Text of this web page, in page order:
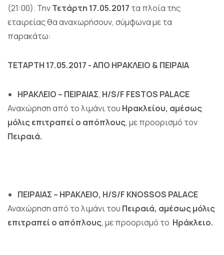
(21:00). ΤηνΤετάρτη 17.05.2017 τα πλοία της
εταιρείας θα αναχωρήσουν, σύμφωνα με τα
παρακάτω:
ΤΕΤΑΡΤΗ 17.05.2017 - ΑΠΟ ΗΡΑΚΛΕΙΟ & ΠΕΙΡΑΙΑ
ΗΡΑΚΛΕΙΟ – ΠΕΙΡΑΙΑΣ, H/S/F FESTOS PALACE
Αναχώρηση από το λιμάνι του Ηρακλείου, αμέσως
μόλις επιτραπεί ο απόπλους, με προορισμό τον
Πειραιά.
ΠΕΙΡΑΙΑΣ – ΗΡΑΚΛΕΙΟ, H/S/F KNOSSOS PALACE
Αναχώρηση από το λιμάνι του Πειραιά, αμέσωςμόλις
επιτραπεί ο απόπλους, με προορισμό το Ηράκλειο.